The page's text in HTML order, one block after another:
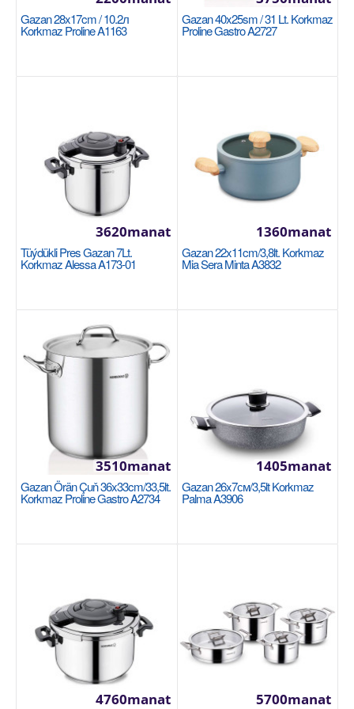
Halananlara goş
Gazan 20x12см/3.6л Korkmaz Proline Gastro
KORKMAZ
сталь Основание суперкапсулы, обеспечивающее
1265manat
Availability
Sebede Goş
Garşylaşdyrmaga goş
Gazan 28x7.5cm / 4л Korkmaz Ornella Sera
Gazan 28x17cm / 10.2л
Korkmaz Proline A1163
Gazan 40x25sm / 31 Lt. Korkmaz
Proline Gastro A2727
Tüýdükli Pres Gazan 7Lt.
Korkmaz Alessa A173-01
3620manat
Gazan 22x11cm/3,8lt. Korkmaz
Mia Sera Minta A3832
1360manat
Gazan Örän Çuň 36x33cm/33,5lt.
Korkmaz Proline Gastro A2734
3510manat
Gazan 26x7см/3,5lt Korkmaz
Palma A3906
1405manat
4760manat 5700manat